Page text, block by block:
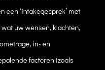
een ‘intakegesprek’ met
uw wensen, klachten,
in- en
factoren (zoals